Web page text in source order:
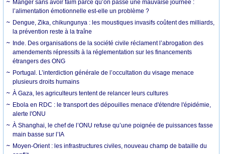
Manger sans avoir faim parce qu’on passe une mauvaise journée :
l’alimentation émotionnelle est-elle un problème ?
Dengue, Zika, chikungunya : les moustiques invasifs coûtent des milliards,
la prévention reste à la traîne
Inde. Des organisations de la société civile réclament l’abrogation des
amendements répressifs à la réglementation sur les financements
étrangers des ONG
Portugal. L’interdiction générale de l’occultation du visage menace
plusieurs droits humains
À Gaza, les agriculteurs tentent de relancer leurs cultures
Ebola en RDC : le transport des dépouilles menace d'étendre l'épidémie,
alerte l'ONU
À Shanghai, le chef de l’ONU refuse qu’une poignée de puissances fasse
main basse sur l’IA
Moyen-Orient : les infrastructures civiles, nouveau champ de bataille du